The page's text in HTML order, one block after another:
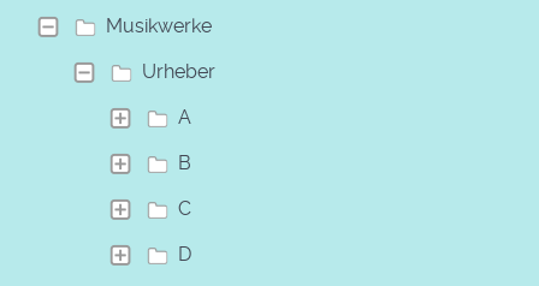
Musikwerke
Urheber
A
B
C
D